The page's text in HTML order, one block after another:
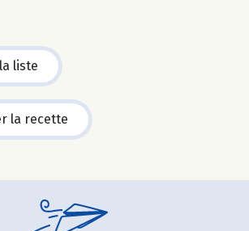
liste
la recette